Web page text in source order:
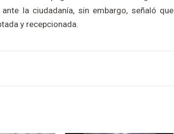
la ciudadanía, sin embargo, señaló que
y recepcionada.